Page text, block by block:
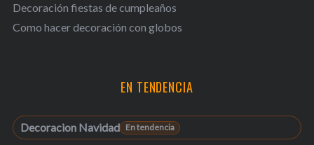
Decoración fiestas de cumpleaños
Como hacer decoración con globos
EN TENDENCIA
Decoracion Navidad